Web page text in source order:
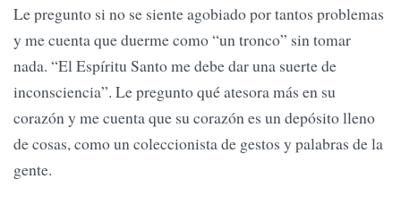
Le pregunto si no se siente agobiado por tantos problemas
y me cuenta que duerme como “un tronco” sin tomar
nada. “El Espíritu Santo me debe dar una suerte de
inconsciencia”. Le pregunto qué atesora más en su
corazón y me cuenta que su corazón es un depósito lleno
de cosas, como un coleccionista de gestos y palabras de la
gente.